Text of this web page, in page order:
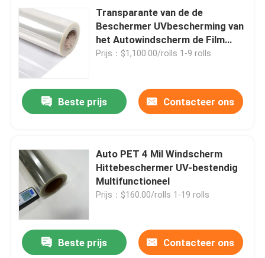
Transparante van de de
Beschermer UVbescherming van
het Autowindscherm de Film
Waterdichte Praktisch
Prijs：$1,100.00/rolls 1-9 rolls
Beste prijs Contacteer ons
Auto PET 4 Mil Windscherm
Hittebeschermer UV-bestendig
Multifunctioneel
Prijs：$160.00/rolls 1-19 rolls
Beste prijs Contacteer ons